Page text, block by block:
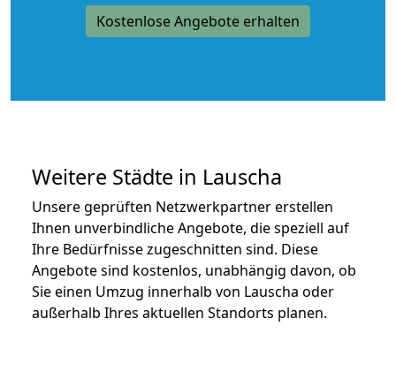
Kostenlose Angebote erhalten
Weitere Städte in Lauscha
Unsere geprüften Netzwerkpartner erstellen
Ihnen unverbindliche Angebote, die speziell auf
Ihre Bedürfnisse zugeschnitten sind. Diese
Angebote sind kostenlos, unabhängig davon, ob
Sie einen Umzug innerhalb von Lauscha oder
außerhalb Ihres aktuellen Standorts planen.